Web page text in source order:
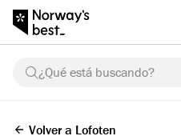
¿Qué está buscando?
Volver a Lofoten